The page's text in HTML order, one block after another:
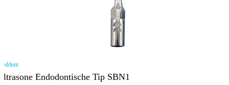
Endodontische Tip SBN1